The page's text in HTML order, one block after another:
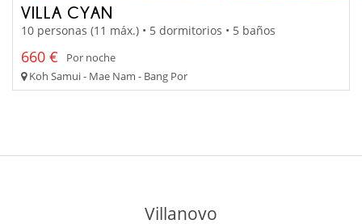
VILLA CYAN
10 personas (11 máx.) • 5 dormitorios • 5 baños
660 €
Por noche
Koh Samui - Mae Nam - Bang Por
Villanovo